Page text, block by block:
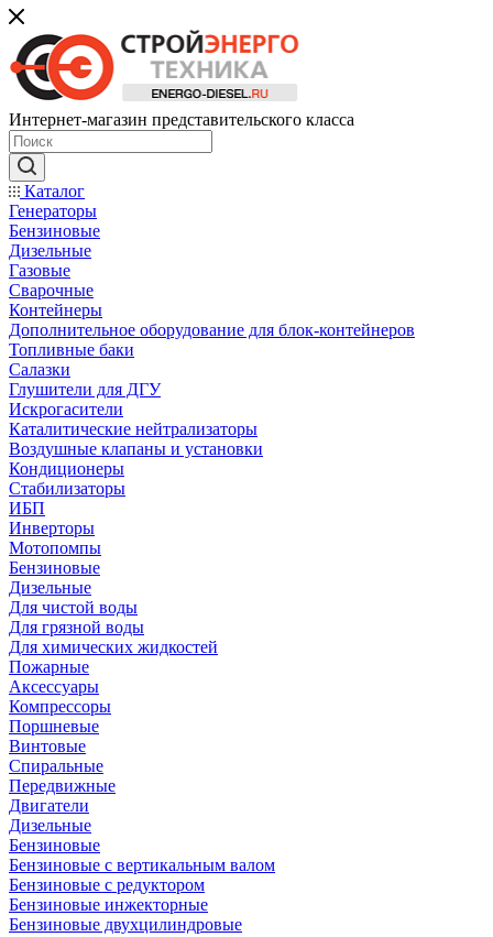
Интернет-магазин представительского класса
Каталог
Генераторы
Бензиновые
Дизельные
Газовые
Сварочные
Контейнеры
Дополнительное оборудование для блок-контейнеров
Топливные баки
Салазки
Глушители для ДГУ
Искрогасители
Каталитические нейтрализаторы
Воздушные клапаны и установки
Кондиционеры
Стабилизаторы
ИБП
Инверторы
Мотопомпы
Бензиновые
Дизельные
Для чистой воды
Для грязной воды
Для химических жидкостей
Пожарные
Аксессуары
Компрессоры
Поршневые
Винтовые
Спиральные
Передвижные
Двигатели
Дизельные
Бензиновые
Бензиновые с вертикальным валом
Бензиновые с редуктором
Бензиновые инжекторные
Бензиновые двухцилиндровые